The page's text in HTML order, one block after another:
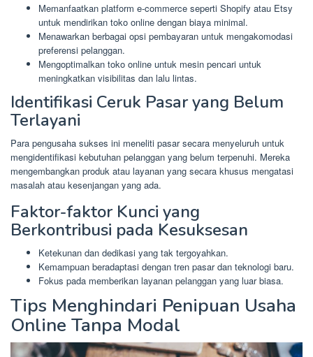
Memanfaatkan platform e-commerce seperti Shopify atau Etsy
untuk mendirikan toko online dengan biaya minimal.
Menawarkan berbagai opsi pembayaran untuk mengakomodasi
preferensi pelanggan.
Mengoptimalkan toko online untuk mesin pencari untuk
meningkatkan visibilitas dan lalu lintas.
Identifikasi Ceruk Pasar yang Belum
Terlayani
Para pengusaha sukses ini meneliti pasar secara menyeluruh untuk
mengidentifikasi kebutuhan pelanggan yang belum terpenuhi. Mereka
mengembangkan produk atau layanan yang secara khusus mengatasi
masalah atau kesenjangan yang ada.
Faktor-faktor Kunci yang
Berkontribusi pada Kesuksesan
Ketekunan dan dedikasi yang tak tergoyahkan.
Kemampuan beradaptasi dengan tren pasar dan teknologi baru.
Fokus pada memberikan layanan pelanggan yang luar biasa.
Tips Menghindari Penipuan Usaha
Online Tanpa Modal